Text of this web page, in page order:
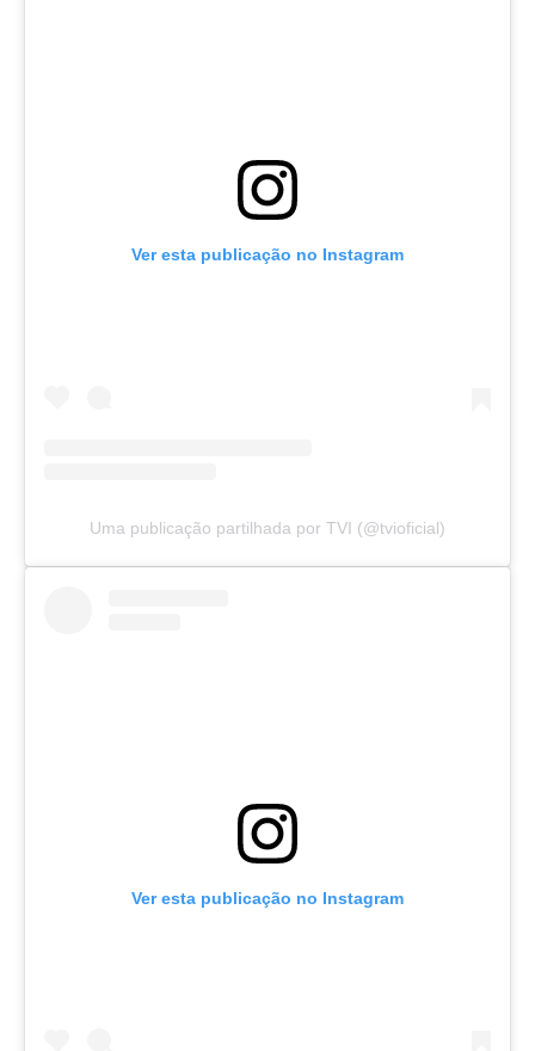
Ver esta publicação no Instagram
Uma publicação partilhada por TVI (@tvioficial)
Ver esta publicação no Instagram